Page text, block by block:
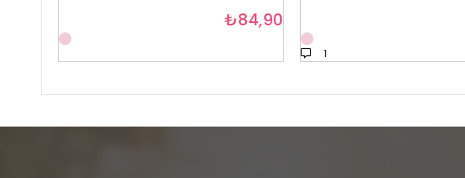
₺84,90
1